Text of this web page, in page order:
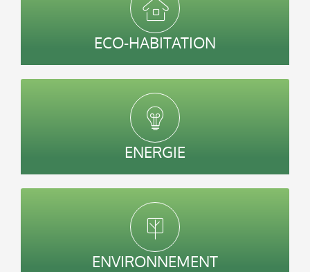
ECO-HABITATION
ENERGIE
ENVIRONNEMENT